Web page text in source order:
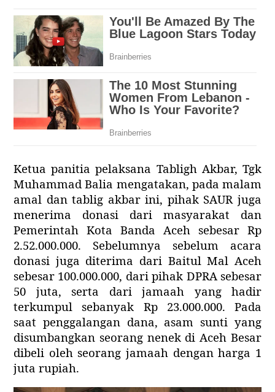
Ketua panitia pelaksana Tabligh Akbar, Tgk
Muhammad Balia mengatakan, pada malam
amal dan tablig akbar ini, pihak SAUR juga
menerima donasi dari masyarakat dan
Pemerintah Kota Banda Aceh sebesar Rp
2.52.000.000. Sebelumnya sebelum acara
donasi juga diterima dari Baitul Mal Aceh
sebesar 100.000.000, dari pihak DPRA sebesar
50 juta, serta dari jamaah yang hadir
terkumpul sebanyak Rp 23.000.000. Pada
saat penggalangan dana, asam sunti yang
disumbangkan seorang nenek di Aceh Besar
dibeli oleh seorang jamaah dengan harga 1
juta rupiah.